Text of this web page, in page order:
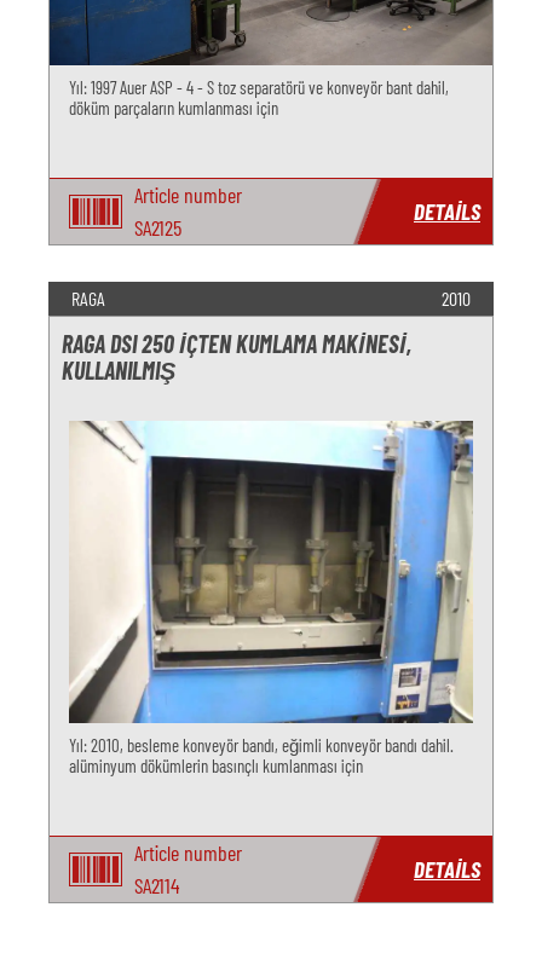
Yıl: 1997 Auer ASP - 4 - S toz separatörü ve konveyör bant dahil,
döküm parçaların kumlanması için
Article number
SA2125
DETAILS
RAGA 2010
RAGA DSI 250 İÇTEN KUMLAMA MAKINESI,
KULLANILMIŞ
Yıl: 2010, besleme konveyör bandı, eğimli konveyör bandı dahil.
alüminyum dökümlerin basınçlı kumlanması için
Article number
SA2114
DETAILS